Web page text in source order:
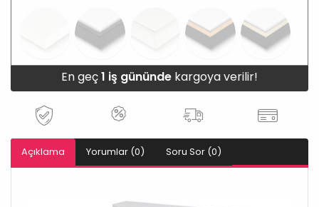
En geç1 iş gününde kargoya verilir!
Açıklama Yorumlar (0) Soru Sor (0)